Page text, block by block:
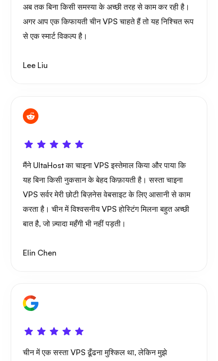
आश्चर्य
पोर्टेनेर
अब तक बिना किसी समस्या के अच्छी तरह से काम कर रही है।
अगर आप एक किफायती चीन VPS चाहते हैं तो यह निश्चित रूप
से एक स्मार्ट विकल्प है।
Lee Liu
मैंने UltaHost का चाइना VPS इस्तेमाल किया और पाया कि
यह बिना किसी नुकसान के बेहद किफ़ायती है। सस्ता चाइना
VPS सर्वर मेरी छोटी बिज़नेस वेबसाइट के लिए आसानी से काम
करता है। चीन में विश्वसनीय VPS होस्टिंग मिलना बहुत अच्छी
बात है, जो ज़्यादा महँगी भी नहीं पड़ती।
Elin Chen
चीन में एक सस्ता VPS ढूँढना मुश्किल था, लेकिन मुझे